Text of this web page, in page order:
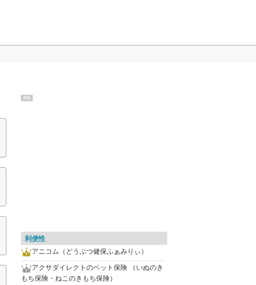
PR
利便性
アニコム（どうぶつ健保ふぁみりぃ）
アクサダイレクトのペット保険 （いぬのき
もち保険・ねこのきもち保険）